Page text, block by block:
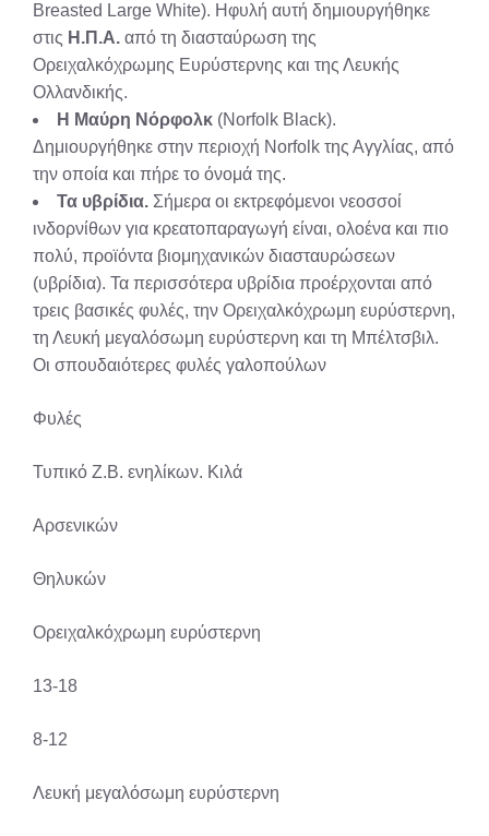
Breasted Large White). Ηφυλή αυτή δημιουργήθηκε
στις Η.Π.Α. από τη διασταύρωση της
Ορειχαλκόχρωμης Ευρύστερνης και της Λευκής
Ολλανδικής.
Η Μαύρη Νόρφολκ (Norfolk Black).
Δημιουργήθηκε στην περιοχή Norfolk της Αγγλίας, από
την οποία και πήρε το όνομά της.
Τα υβρίδια. Σήμερα οι εκτρεφόμενοι νεοσσοί
ινδορνίθων για κρεατοπα­ραγωγή είναι, ολοένα και πιο
πολύ, προϊόντα βιομηχανικών διασταυρώσεων
(υβρίδια). Τα περισσότερα υβρίδια προέρχονται από
τρεις βασικές φυλές, την Ορειχαλκόχρωμη ευρύστερνη,
τη Λευκή μεγαλόσωμη ευρύστερνη και τη Μπέλτσβιλ.
Οι σπουδαιότερες φυλές γαλοπούλων
Φυλές
Τυπικό Ζ.Β. ενηλίκων. Κιλά
Αρσενικών
Θηλυκών
Ορειχαλκόχρωμη ευρύστερνη
13-18
8-12
Λευκή μεγαλόσωμη ευρύστερνη